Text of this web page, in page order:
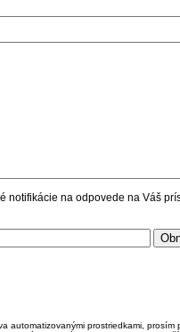
notifikácie na odpovede na Váš
automatizovanými prostriedkami, prosím